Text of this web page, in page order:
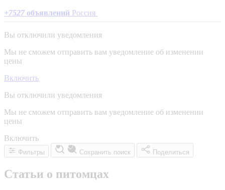
+7527 объявлений Россия
Вы отключили уведомления
Мы не сможем отправить вам уведомление об изменении
цены
Включить
Вы отключили уведомления
Мы не сможем отправить вам уведомление об изменении
цены
Включить
Фильтры Сохранить поиск Поделиться
Статьи о питомцах